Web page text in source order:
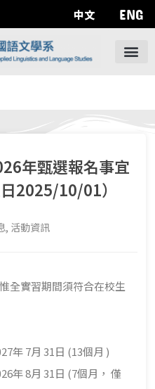
中文 ENG
年甄選報名事宜
2025/10/01）
, 活動資訊
全實習期間須符合在校生
年 7月 31日 (13個月 )
年 8月 31日 (7個月， 僅